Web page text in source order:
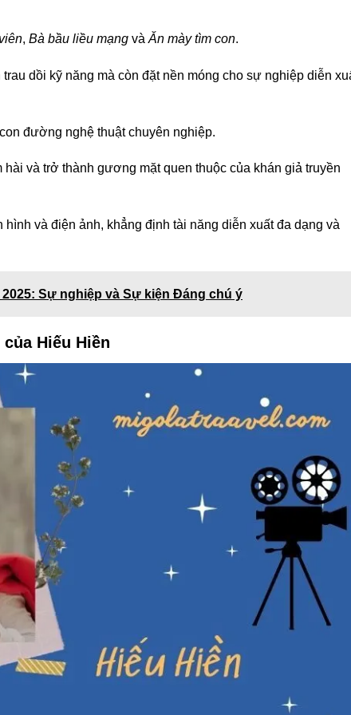
, Bà bầu liều mạng và Ăn mày tìm con.
dồi kỹ năng mà còn đặt nền móng cho sự nghiệp diễn
đường nghệ thuật chuyên nghiệp.
và trở thành gương mặt quen thuộc của khán giả truyền
và điện ảnh, khẳng định tài năng diễn xuất đa dạng và
Sự nghiệp và Sự kiện Đáng chú ý
Hiếu Hiền